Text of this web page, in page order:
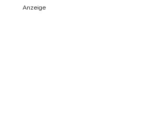
Anzeige